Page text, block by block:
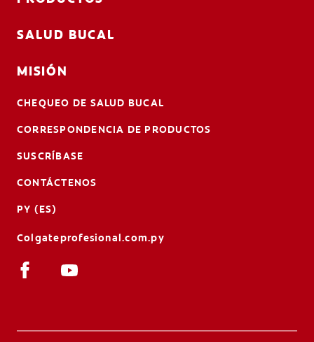
SALUD BUCAL
MISIÓN
CHEQUEO DE SALUD BUCAL
CORRESPONDENCIA DE PRODUCTOS
SUSCRÍBASE
CONTÁCTENOS
PY (ES)
Colgateprofesional.com.py